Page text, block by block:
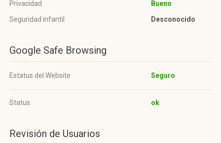
Privacidad
Bueno
Seguridad infantil
Desconocido
Google Safe Browsing
Estatus del Website Seguro
Status ok
Revisión de Usuarios